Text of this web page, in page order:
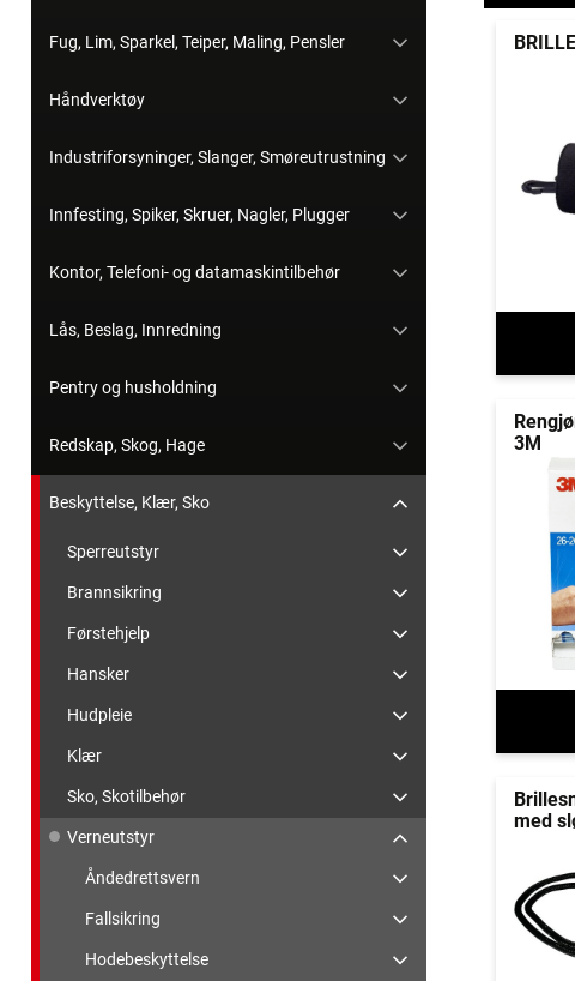
Fug, Lim, Sparkel, Teiper, Maling, Pensler
Håndverktøy
Industriforsyninger, Slanger, Smøreutrustning
Innfesting, Spiker, Skruer, Nagler, Plugger
Kontor, Telefoni- og datamaskintilbehør
Lås, Beslag, Innredning
Pentry og husholdning
Redskap, Skog, Hage
Beskyttelse, Klær, Sko
Sperreutstyr
Brannsikring
Førstehjelp
Hansker
Hudpleie
Klær
Sko, Skotilbehør
Verneutstyr
Åndedrettsvern
Fallsikring
Hodebeskyttelse
3M
med